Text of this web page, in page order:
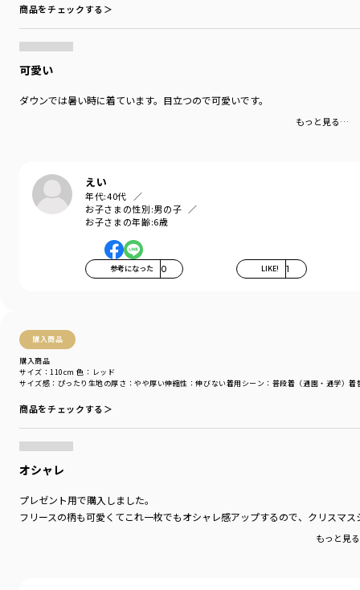
商品をチェックする＞
可愛い
ダウンでは暑い時に着ています。目立つので可愛いです。
もっと見る…
えい
年代:40代
お子さまの性別:男の子
お子さまの年齢:6歳
参考になった 0 LIKE! 1
購入商品
購入商品
サイズ感 ：ぴったり 生地の厚さ ：やや厚い伸縮性 ：伸びない着用シーン ：普段着（通園・通学）着
サイズ：110cm 色：レッド
商品をチェックする＞
オシャレ
プレゼント用で購入しました。
フリースの柄も可愛くてこれ一枚でもオシャレ感アップするので、クリスマ
もっと見
重宝してくれるデザインになっています。
寒くなったらアウターのインナーとして着用すると
フリース素材なので保温効果があります。
-----
カテゴリ
カラー
／ブラウン
性別タイプ
／ BOY
／ 11-3410-389